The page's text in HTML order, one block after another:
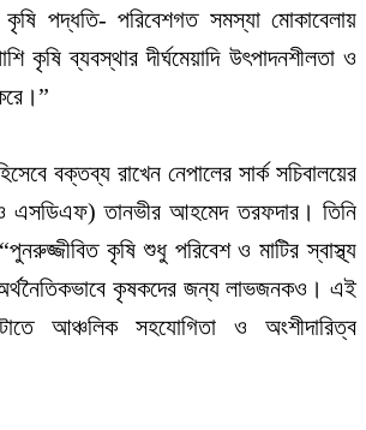
কৃষি পদ্ধতি- পরিবেশগত সমস্যা মোকাবেলায়
কৃষি ব্যবস্থার দীর্ঘমেয়াদি উৎপাদনশীলতা ও
বক্তব্য রাখেন নেপালের সার্ক সচিবালয়ের
এসডিএফ) তানভীর আহমেদ তরফদার। তিনি
কৃষি শুধু পরিবেশ ও মাটির স্বাস্থ্য
কৃষকদের জন্য লাভজনকও। এই
আঞ্চলিক সহযোগিতা ও অংশীদারিত্ব